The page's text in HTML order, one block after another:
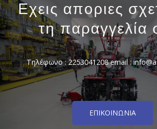
Εχεις αποριες
τη παραγγελία
Τηλέφωνο : 2253041208 email :
ΕΠΙΚΟΙΝΩΝΊΑ